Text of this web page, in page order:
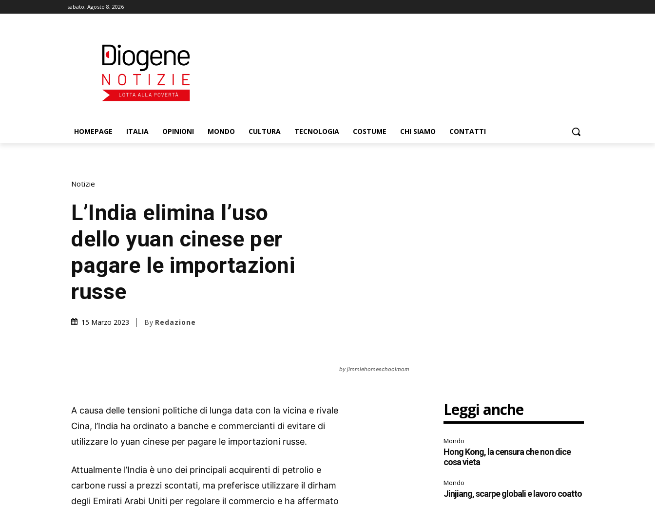
sabato, Agosto 8, 2026
HOMEPAGE ITALIA OPINIONI MONDO CULTURA TECNOLOGIA COSTUME CHI SIAMO CONTATTI
Notizie
L’India elimina l’uso
dello yuan cinese per
pagare le importazioni
russe
15 Marzo 2023 By Redazione
by jimmiehomeschoolmom
A causa delle tensioni politiche di lunga data con la vicina e rivale
Cina, l’India ha ordinato a banche e commercianti di evitare di
utilizzare lo yuan cinese per pagare le importazioni russe.
Attualmente l’India è uno dei principali acquirenti di petrolio e
carbone russi a prezzi scontati, ma preferisce utilizzare il dirham
degli Emirati Arabi Uniti per regolare il commercio e ha affermato
Leggi anche
Mondo
Hong Kong, la censura che non dice
cosa vieta
Mondo
Jinjiang, scarpe globali e lavoro coatto